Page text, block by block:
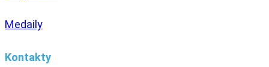
Medaily
Kontakty